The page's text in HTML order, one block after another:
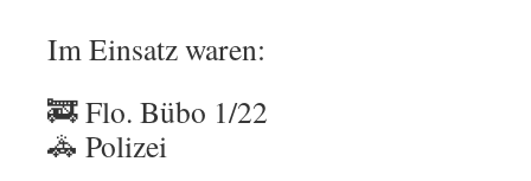
Im Einsatz waren:
🚒 Flo. Bübo 1/22
🚓 Polizei